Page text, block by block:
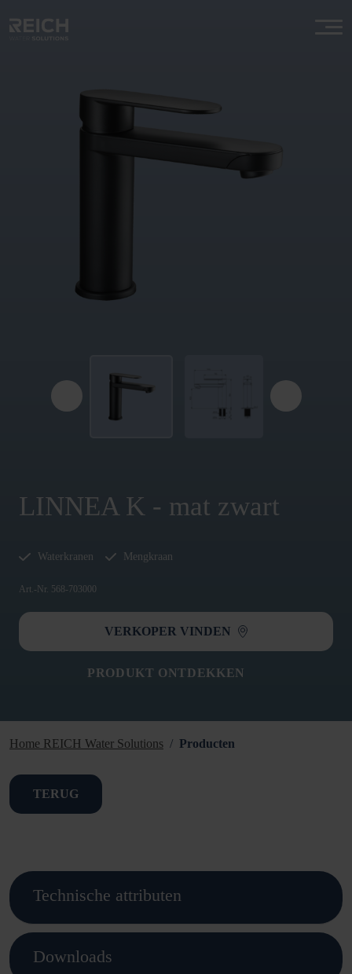
LINNEA K - mat zwart
Waterkranen Mengkraan
Art.-Nr. 568-703000
VERKOPER VINDEN
PRODUKT ONTDEKKEN
Home REICH Water Solutions Producten
TERUG
Technische attributen
Downloads